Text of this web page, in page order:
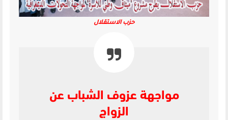
حزب الاستقلال
مواجهة عزوف الشباب عن
الزواج